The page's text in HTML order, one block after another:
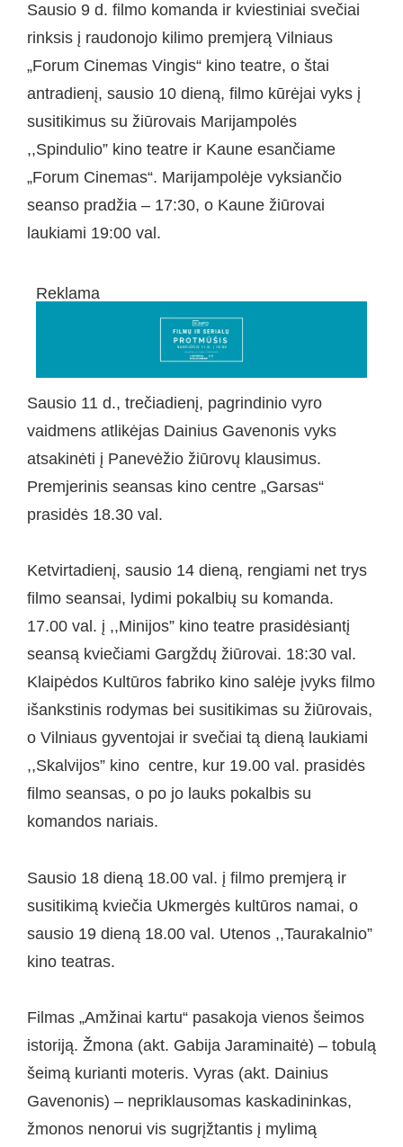
Sausio 9 d. filmo komanda ir kviestiniai svečiai
rinksis į raudonojo kilimo premjerą Vilniaus
„Forum Cinemas Vingis“ kino teatre, o štai
antradienį, sausio 10 dieną, filmo kūrėjai vyks į
susitikimus su žiūrovais Marijampolės
,,Spindulio” kino teatre ir Kaune esančiame
„Forum Cinemas“. Marijampolėje vyksiančio
seanso pradžia – 17:30, o Kaune žiūrovai
laukiami 19:00 val.
Reklama
Sausio 11 d., trečiadienį, pagrindinio vyro
vaidmens atlikėjas Dainius Gavenonis vyks
atsakinėti į Panevėžio žiūrovų klausimus.
Premjerinis seansas kino centre „Garsas“
prasidės 18.30 val.
Ketvirtadienį, sausio 14 dieną, rengiami net trys
filmo seansai, lydimi pokalbių su komanda.
17.00 val. į ,,Minijos” kino teatre prasidėsiantį
seansą kviečiami Gargždų žiūrovai. 18:30 val.
Klaipėdos Kultūros fabriko kino salėje įvyks filmo
išankstinis rodymas bei susitikimas su žiūrovais,
o Vilniaus gyventojai ir svečiai tą dieną laukiami
,,Skalvijos” kino centre, kur 19.00 val. prasidės
filmo seansas, o po jo lauks pokalbis su
komandos nariais.
Sausio 18 dieną 18.00 val. į filmo premjerą ir
susitikimą kviečia Ukmergės kultūros namai, o
sausio 19 dieną 18.00 val. Utenos ,,Taurakalnio”
kino teatras.
Filmas „Amžinai kartu“ pasakoja vienos šeimos
istoriją. Žmona (akt. Gabija Jaraminaitė) – tobulą
šeimą kurianti moteris. Vyras (akt. Dainius
Gavenonis) – nepriklausomas kaskadininkas,
žmonos nenorui vis sugrįžtantis į mylimą